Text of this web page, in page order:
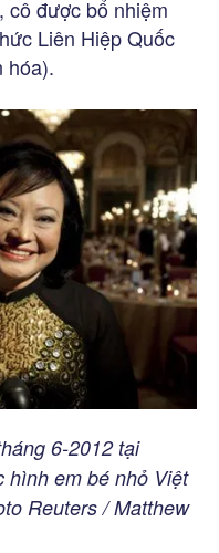
cô được bổ nhiệm
Liên Hiệp Quốc
hóa).
6-2012 tại
hình em bé nhỏ Việt
Reuters / Matthew